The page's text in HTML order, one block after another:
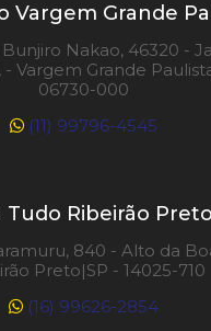
Vargem Grande
Nakao, 46320 -
- Vargem Grande
06730-000
(11) 99796-4545
Tudo Ribeirão
840 - Alto da
Preto|SP - 14025-710
(16) 99626-2854